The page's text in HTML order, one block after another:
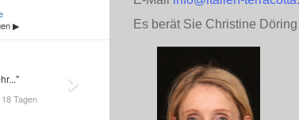
Es berät Sie Christine Döring